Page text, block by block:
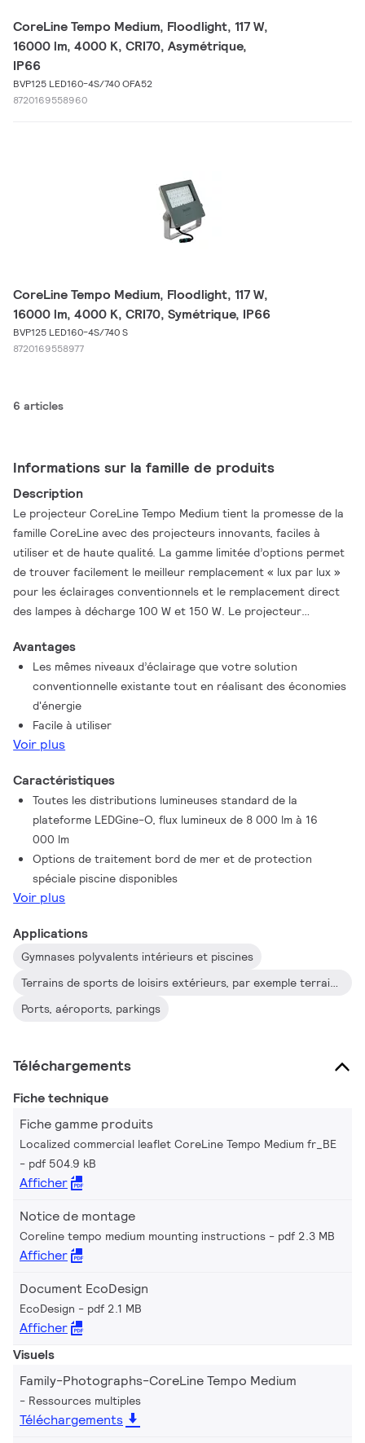
CoreLine Tempo Medium, Floodlight, 117 W,
16000 lm, 4000 K, CRI70, Asymétrique,
IP66
BVP125 LED160-4S/740 OFA52
8720169558960
CoreLine Tempo Medium, Floodlight, 117 W,
16000 lm, 4000 K, CRI70, Symétrique, IP66
BVP125 LED160-4S/740 S
8720169558977
6 articles
Informations sur la famille de produits
Description
Le projecteur CoreLine Tempo Medium tient la promesse de la
famille CoreLine avec des projecteurs innovants, faciles à
utiliser et de haute qualité. La gamme limitée d’options permet
de trouver facilement le meilleur remplacement « lux par lux »
pour les éclairages conventionnels et le remplacement direct
des lampes à décharge 100 W et 150 W. Le projecteur
couvrir de nombreux domaines d’application ainsi qu’un choix
d’optiques asymétriques et symétriques hautes performances.
L’installation du projecteur à LED est facilitée grâce à la lyre
de montage universel en U et au connecteur externe rapide à
3 pôles. C’est une solution d’éclairage idéale pour les espaces
extérieurs tels que les zones industrielles/commerciales, les
Avantages
Les mêmes niveaux d’éclairage que votre solution
conventionnelle existante tout en réalisant des économies
d'énergie
Facile à utiliser
Voir plus
Caractéristiques
Toutes les distributions lumineuses standard de la
plateforme LEDGine-O, flux lumineux de 8 000 lm à 16
000 lm
Options de traitement bord de mer et de protection
spéciale piscine disponibles
Voir plus
Applications
Gymnases polyvalents intérieurs et piscines
Terrains de sports de loisirs extérieurs, par exemple terrains de basket, etc.
Ports, aéroports, parkings
Téléchargements
Fiche technique
Fiche gamme produits
Localized commercial leaflet CoreLine Tempo Medium fr_BE
pdf 504.9 kB
Afficher
Notice de montage
Coreline tempo medium mounting instructions pdf 2.3 MB
Afficher
Document EcoDesign
EcoDesign pdf 2.1 MB
Afficher
Visuels
Family-Photographs-CoreLine Tempo Medium
Ressources multiples
Téléchargements